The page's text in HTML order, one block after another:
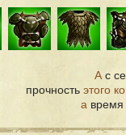
А с
прочностьэтого
а время